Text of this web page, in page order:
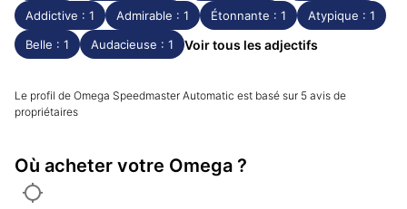
Addictive : 1
Admirable : 1 Étonnante : 1
Atypique : 1
Belle : 1
Audacieuse : 1 Voir tous les adjectifs
Le profil de Omega Speedmaster Automatic est basé sur 5 avis de
propriétaires
Où acheter votre Omega ?